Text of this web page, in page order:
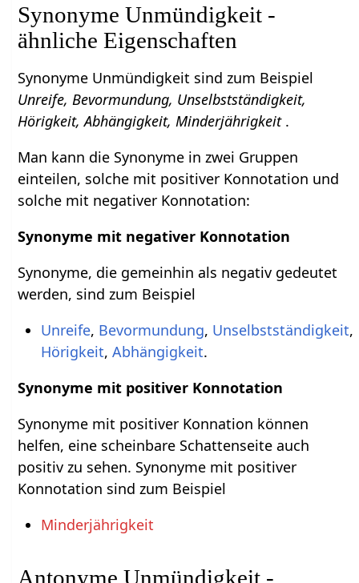
Synonyme Unmündigkeit -
ähnliche Eigenschaften
Synonyme Unmündigkeit sind zum Beispiel
Unreife, Bevormundung, Unselbstständigkeit,
Hörigkeit, Abhängigkeit, Minderjährigkeit .
Man kann die Synonyme in zwei Gruppen
einteilen, solche mit positiver Konnotation und
solche mit negativer Konnotation:
Synonyme mit negativer Konnotation
Synonyme, die gemeinhin als negativ gedeutet
werden, sind zum Beispiel
Unreife, Bevormundung, Unselbstständigkeit,
Hörigkeit, Abhängigkeit.
Synonyme mit positiver Konnotation
Synonyme mit positiver Konnation können
helfen, eine scheinbare Schattenseite auch
positiv zu sehen. Synonyme mit positiver
Konnotation sind zum Beispiel
Minderjährigkeit
Antonyme Unmündigkeit -